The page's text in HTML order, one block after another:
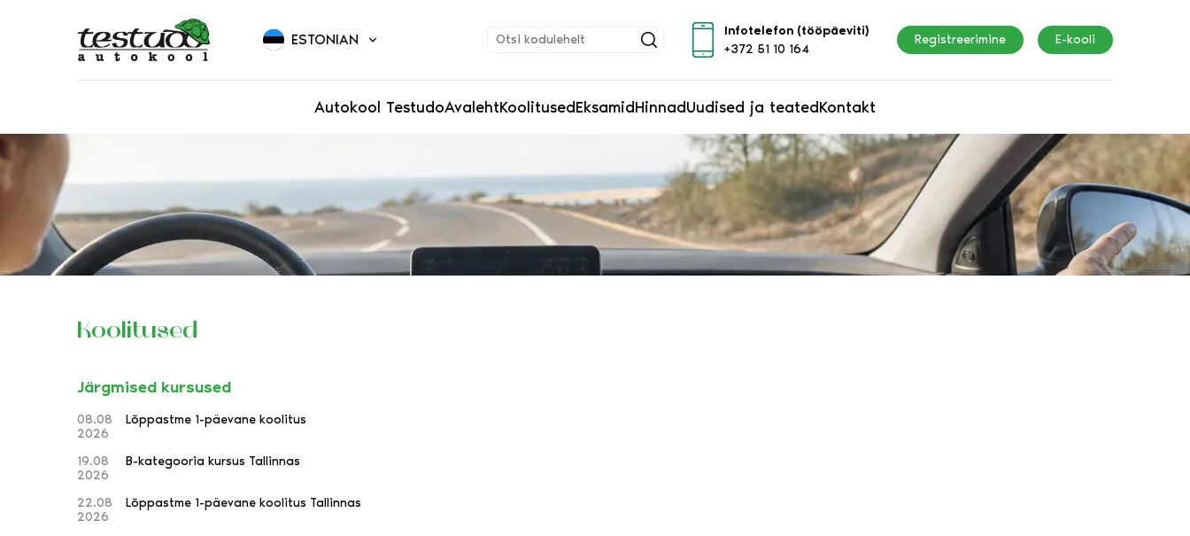
ESTONIAN
Infotelefon (tööpäeviti)
+372 51 10 164
Registreerimine E-kooli
Autokool TestudoAvalehtKoolitusedEksamidHinnadUudised ja teatedKontakt
Koolitused
Järgmised kursused
08.08
2026
Lõppastme 1-päevane koolitus
19.08
2026
B-kategooria kursus Tallinnas
22.08
2026
Lõppastme 1-päevane koolitus Tallinnas